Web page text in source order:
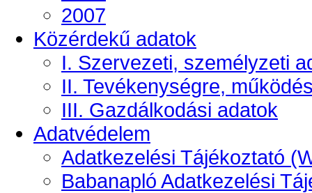
2007
Közérdekű adatok
I. Szervezeti, személyzeti
II. Tevékenységre,
III. Gazdálkodási adatok
Adatvédelem
Adatkezelési Tájékoztató
Babanapló Adatkezelési